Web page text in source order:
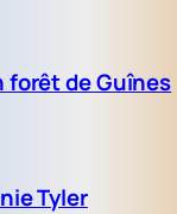
forêt de Guînes
Tyler